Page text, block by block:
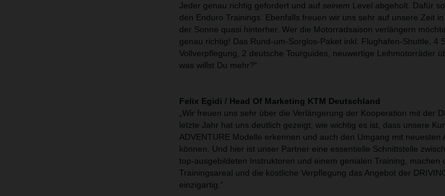
Jeder genau richtig gefordert und auf seinem Level abgeholt. Dafür
den Enduro Trainings. Ebenfalls freuen wir uns sehr auf unsere Zeit
der Sonne quasi hinterher. Wer die Motorradsaison verlängern
genau richtig! Das Rund-um-Sorglos-Paket inkl. Flughafen-Shuttle, 4
Vollverpflegung, 2 deutsche Tourguides, neuwertige Leihmotorräder
was willst Du mehr?“
Felix Egidi / Head Of Marketing KTM Deutschland
„Wir freuen uns sehr über die Verlängerung der Kooperation mit der
letzte Jahr hat uns deutlich gezeigt, wie wichtig es ist, dass unsere
ADVENTURE Modelle erkennen und auch den Umgang mit neuesten
können. Und hier ist unser Partner eine essentielle Schnittstelle
top-ausgebildeten Instruktoren und einem genialen Training, machen
Trainingsareal und die köstliche Verpflegung das Angebot der
einzigartig.“